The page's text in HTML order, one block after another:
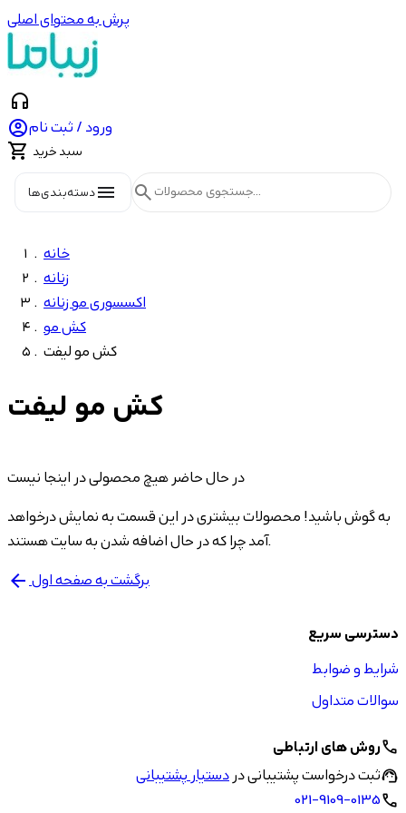
پرش به محتوای اصلی
headphones
ورود / ثبت نام
 سبد خرید
menuدسته‌بندی‌ها search
خانه
زنانه
اکسسوری مو زنانه
کش مو
کش مو لیفت
کش مو لیفت
در حال حاضر هیچ محصولی در اینجا نیست
به گوش باشید! محصولات بیشتری در این قسمت به نمایش درخواهد
آمد چرا که در حال اضافه شدن به سایت هستند.
arrow_back برگشت به صفحه اول
دسترسی سریع
شرایط و ضوابط
سوالات متداول
callروش های ارتباطی
support_agentثبت درخواست پشتیبانی دردستیار پشتیبانی
call
021-9109-0135